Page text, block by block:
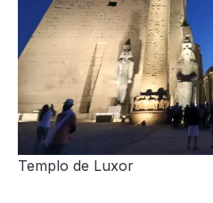
Templo de Luxor